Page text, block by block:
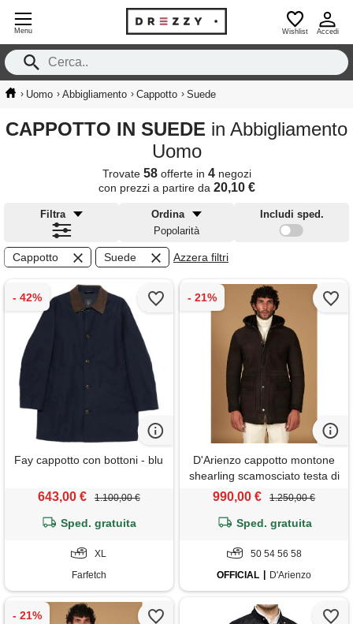
Menu Wishlist Accedi
› Uomo › Abbigliamento › Cappotto › Suede
CAPPOTTO IN SUEDE in Abbigliamento
Uomo
Trovate 58offerte in 4negozi
con prezzi a partire da 20,10 €
Filtra
Ordina
Popolarità
Includi sped.
Cappotto Suede Azzera filtri
Fay cappotto con bottoni - blu
643,00 € 1.100,00 €
Sped. gratuita
XL
Farfetch
D'Arienzo cappotto montone
shearling scamosciato testa di
moro con cappuccio
990,00 € 1.250,00 €
Sped. gratuita
50 54 56 58
OFFICIAL
D'Arienzo